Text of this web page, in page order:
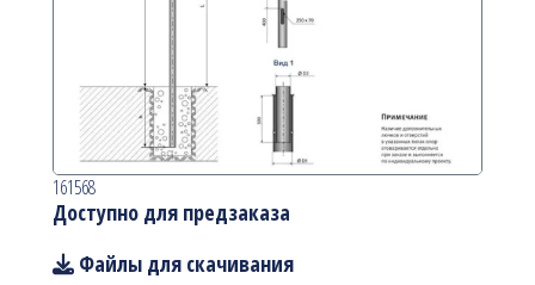
161568
Доступно для предзаказа
Файлы для скачивания